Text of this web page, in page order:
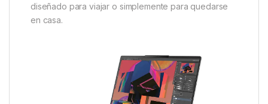
diseñado para viajar o simplemente para quedarse
en casa.